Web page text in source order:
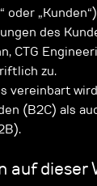
oder
des
CTG
zu.
vereinbart
(B2C) als
auf dieser